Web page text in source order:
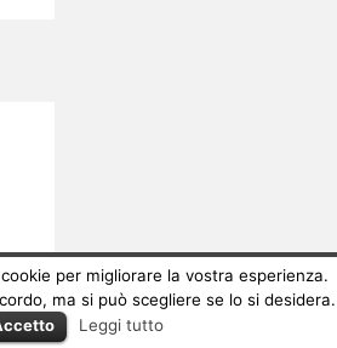
per migliorare la vostra esperienza.
ma si può scegliere se lo si desidera.
Leggi tutto